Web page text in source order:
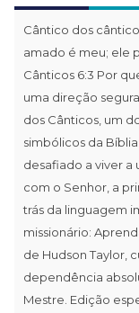
Cântico dos
amado é meu; ele
Cânticos 6:3 Por
uma direção
dos Cânticos, um
simbólicos da
desafiado a viver a
com o Senhor, a
trás da linguagem
missionário:
de Hudson Taylor,
dependência
Mestre. Edição